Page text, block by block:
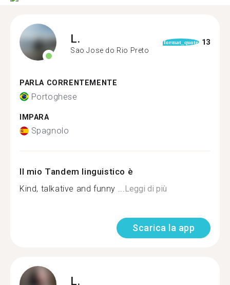
L.
Sao Jose do Rio Preto
format_quote 13
PARLA CORRENTEMENTE
Portoghese
IMPARA
Spagnolo
Il mio Tandem linguistico è
Kind, talkative and funny ...Leggi di più
Scarica la app
L.